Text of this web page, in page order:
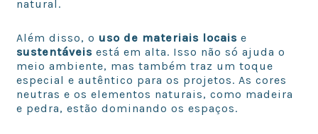
natural.
Além disso, o uso de materiais locais e
sustentáveis está em alta. Isso não só ajuda o
meio ambiente, mas também traz um toque
especial e autêntico para os projetos. As cores
neutras e os elementos naturais, como madeira
e pedra, estão dominando os espaços.